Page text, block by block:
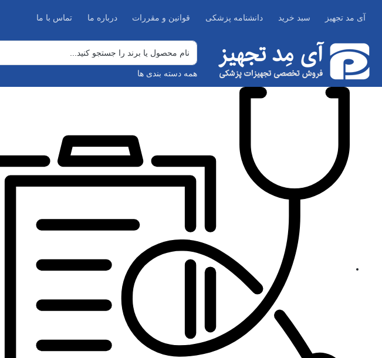
آی مد تجهیز سبد خرید دانشنامه پزشکی قوانین و مقررات درباره ما تماس با ما
همه دسته بندی ها